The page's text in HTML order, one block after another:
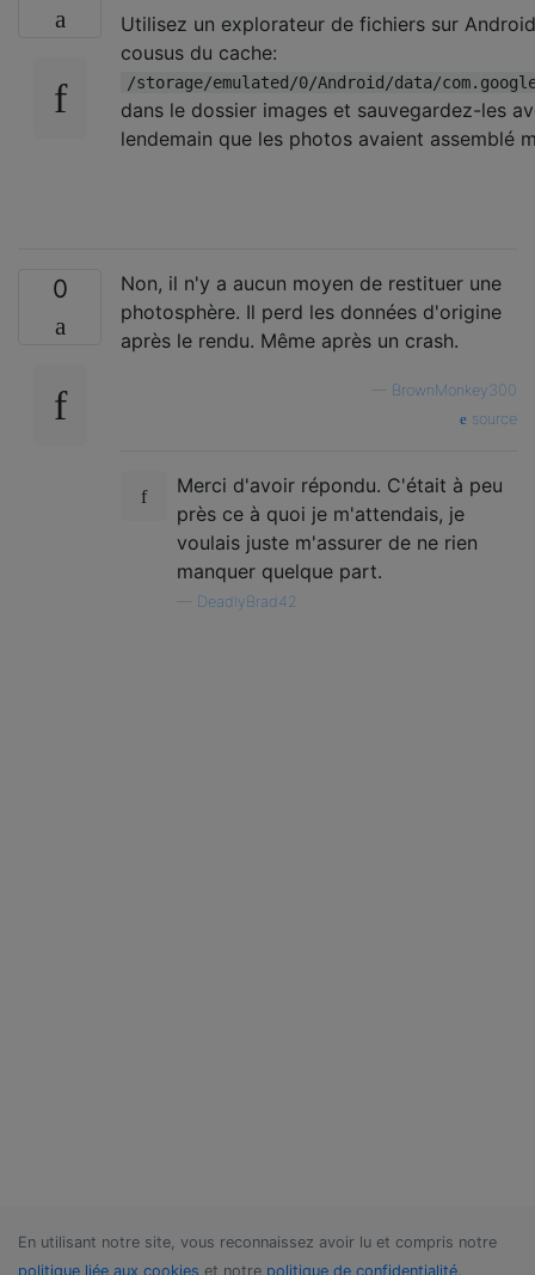
Utilisez un explorateur de fichiers sur
cousus du cache:
/storage/emulated/0/Android/data/
dans le dossier images et sauvegardez-les
lendemain que les photos avaient assemblé
0
Non, il n'y a aucun moyen de restituer une
photosphère. Il perd les données d'origine
après le rendu. Même après un crash.
BrownMonkey300
source
Merci d'avoir répondu. C'était à peu
près ce à quoi je m'attendais, je
voulais juste m'assurer de ne rien
manquer quelque part.
DeadlyBrad42
En utilisant notre site, vous reconnaissez avoir lu et compris notre
politique liée aux cookies et notre politique de confidentialité.